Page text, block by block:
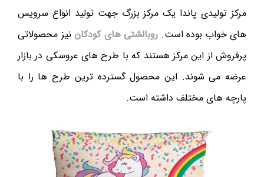
مرکز تولیدی پاندا یک مرکز بزرگ جهت تولید انواع سرویس
های خواب بوده است. روبالشتی های کودکان نیز محصولاتی
پرفروش از این مرکز هستند که با طرح های عروسکی در بازار
عرضه می شوند. این محصول گسترده ترین طرح ها را با
پارچه های مختلف داشته است.